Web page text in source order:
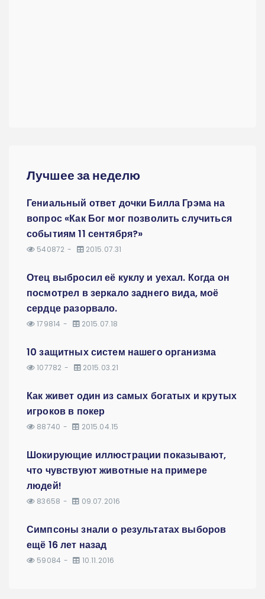
Лучшее за неделю
Гениальный ответ дочки Билла Грэма на
вопрос «Как Бог мог позволить случиться
событиям 11 сентября?»
540872 2015.07.31
Отец выбросил её куклу и уехал. Когда он
посмотрел в зеркало заднего вида, моё
сердце разорвало.
179814 2015.07.18
10 защитных систем нашего организма
107782 2015.03.21
Как живет один из самых богатых и крутых
игроков в покер
88740 2015.04.15
Шокирующие иллюстрации показывают,
что чувствуют животные на примере
людей!
83658 09.07.2016
Симпсоны знали о результатах выборов
ещё 16 лет назад
59084 10.11.2016